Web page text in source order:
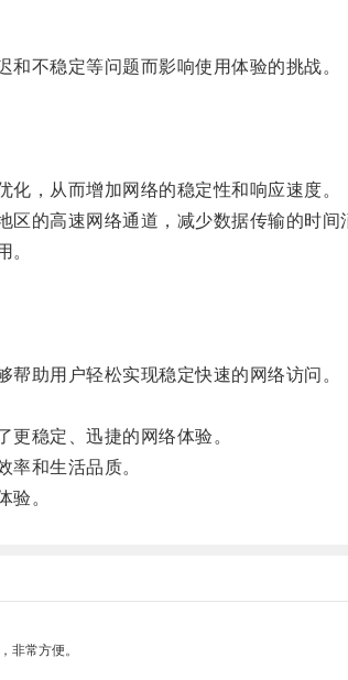
不稳定等问题而影响使用体验的挑战。
，从而增加网络的稳定性和响应速度。
的高速网络通道，减少数据传输的时间
。
助用户轻松实现稳定快速的网络访问。
稳定、迅捷的网络体验。
和生活品质。
。
非常方便。